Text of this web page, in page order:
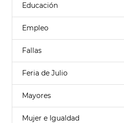
Educación
Empleo
Fallas
Feria de Julio
Mayores
Mujer e Igualdad